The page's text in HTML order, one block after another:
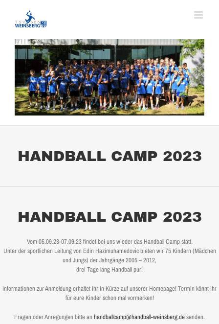
springen
HANDBALL CAMP 2023
HANDBALL CAMP 2023
Vom 05.09.23-07.09.23 findet bei uns wieder das Handball Camp statt.
Unter der sportlichen Leitung von Edin Hazimuhamedovic bieten wir 75 Kindern (Mädchen
und Jungs) der Jahrgänge 2005 – 2012,
drei Tage lang Handball pur!
Informationen zur Anmeldung erhaltet ihr in Kürze auf unserer Homepage! Termin könnt ihr
für eure Kinder schon mal vormerken!
Fragen oder Anregungen bitte an handballcamp@handball-weinsberg.desenden.